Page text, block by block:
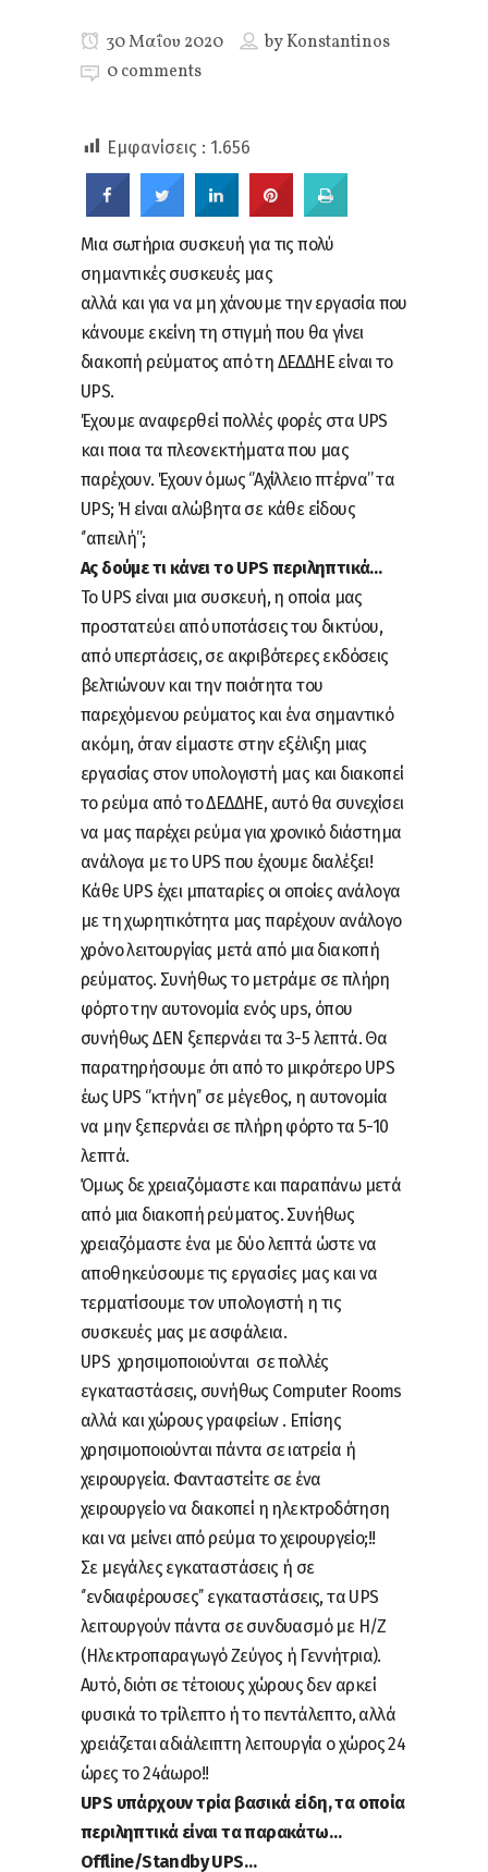
30 Μαΐου 2020 byKonstantinos
0 comments
Εμφανίσεις : 1.656
Μια σωτήρια συσκευή για τις πολύ
σημαντικές συσκευές μας
αλλά και για να μη χάνουμε την εργασία που
κάνουμε εκείνη τη στιγμή που θα γίνει
διακοπή ρεύματος από τη ΔΕΔΔΗΕ είναι το
UPS.
Έχουμε αναφερθεί πολλές φορές στα UPS
και ποια τα πλεονεκτήματα που μας
παρέχουν. Έχουν όμως ‘’Αχίλλειο πτέρνα’’ τα
UPS; Ή είναι αλώβητα σε κάθε είδους
‘’απειλή’’;
Ας δούμε τι κάνει το UPS περιληπτικά…
Το UPS είναι μια συσκευή, η οποία μας
προστατεύει από υποτάσεις του δικτύου,
από υπερτάσεις, σε ακριβότερες εκδόσεις
βελτιώνουν και την ποιότητα του
παρεχόμενου ρεύματος και ένα σημαντικό
ακόμη, όταν είμαστε στην εξέλιξη μιας
εργασίας στον υπολογιστή μας και διακοπεί
το ρεύμα από το ΔΕΔΔΗΕ, αυτό θα συνεχίσει
να μας παρέχει ρεύμα για χρονικό διάστημα
ανάλογα με το UPS που έχουμε διαλέξει!
Κάθε UPS έχει μπαταρίες οι οποίες ανάλογα
με τη χωρητικότητα μας παρέχουν ανάλογο
χρόνο λειτουργίας μετά από μια διακοπή
ρεύματος. Συνήθως το μετράμε σε πλήρη
φόρτο την αυτονομία ενός ups, όπου
συνήθως ΔΕΝ ξεπερνάει τα 3-5 λεπτά. Θα
παρατηρήσουμε ότι από το μικρότερο UPS
έως UPS ‘’κτήνη’’ σε μέγεθος, η αυτονομία
να μην ξεπερνάει σε πλήρη φόρτο τα 5-10
λεπτά.
Όμως δε χρειαζόμαστε και παραπάνω μετά
από μια διακοπή ρεύματος. Συνήθως
χρειαζόμαστε ένα με δύο λεπτά ώστε να
αποθηκεύσουμε τις εργασίες μας και να
τερματίσουμε τον υπολογιστή η τις
συσκευές μας με ασφάλεια.
UPS χρησιμοποιούνται σε πολλές
εγκαταστάσεις, συνήθως Computer Rooms
αλλά και χώρους γραφείων . Επίσης
χρησιμοποιούνται πάντα σε ιατρεία ή
χειρουργεία. Φανταστείτε σε ένα
χειρουργείο να διακοπεί η ηλεκτροδότηση
και να μείνει από ρεύμα το χειρουργείο;!!
Σε μεγάλες εγκαταστάσεις ή σε
‘’ενδιαφέρουσες’’ εγκαταστάσεις, τα UPS
λειτουργούν πάντα σε συνδυασμό με Η/Ζ
(Ηλεκτροπαραγωγό Ζεύγος ή Γεννήτρια).
Αυτό, διότι σε τέτοιους χώρους δεν αρκεί
φυσικά το τρίλεπτο ή το πεντάλεπτο, αλλά
χρειάζεται αδιάλειπτη λειτουργία ο χώρος 24
ώρες το 24άωρο!!
UPS υπάρχουν τρία βασικά είδη, τα οποία
περιληπτικά είναι τα παρακάτω…
Offline/Standby UPS…